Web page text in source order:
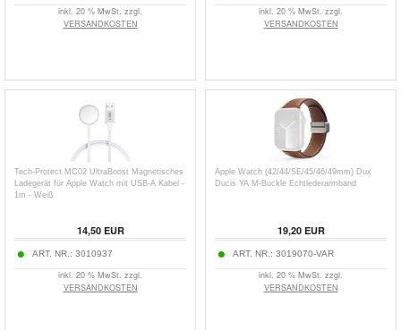
inkl. 20 % MwSt. zzgl.
VERSANDKOSTEN
inkl. 20 % MwSt. zzgl.
VERSANDKOSTEN
Tech-Protect MC02 UltraBoost Magnetisches
Ladegerät für Apple Watch mit USB-A Kabel -
1m - Weiß
14,50EUR
ART. NR.: 3010937
inkl. 20 % MwSt. zzgl.
VERSANDKOSTEN
Apple Watch (42/44/SE/45/46/49mm) Dux
Ducis YA M-Buckle Echtlederarmband
19,20EUR
ART. NR.: 3019070-VAR
inkl. 20 % MwSt. zzgl.
VERSANDKOSTEN